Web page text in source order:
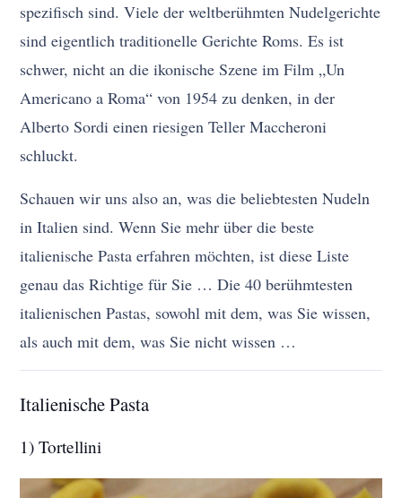
spezifisch sind. Viele der weltberühmten Nudelgerichte
sind eigentlich traditionelle Gerichte Roms. Es ist
schwer, nicht an die ikonische Szene im Film „Un
Americano a Roma“ von 1954 zu denken, in der
Alberto Sordi einen riesigen Teller Maccheroni
schluckt.
Schauen wir uns also an, was die beliebtesten Nudeln
in Italien sind. Wenn Sie mehr über die beste
italienische Pasta erfahren möchten, ist diese Liste
genau das Richtige für Sie … Die 40 berühmtesten
italienischen Pastas, sowohl mit dem, was Sie wissen,
als auch mit dem, was Sie nicht wissen …
Italienische Pasta
1) Tortellini